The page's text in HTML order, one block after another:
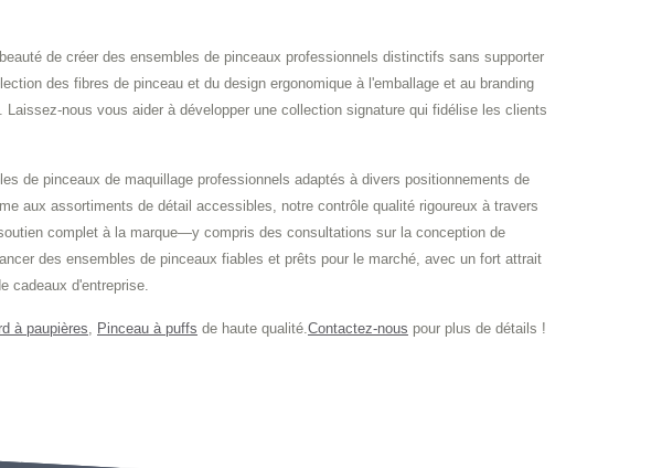
de créer des ensembles de pinceaux professionnels distinctifs sans supporter
des fibres de pinceau et du design ergonomique à l'emballage et au branding
nous vous aider à développer une collection signature qui fidélise les clients
de pinceaux de maquillage professionnels adaptés à divers positionnements de
aux assortiments de détail accessibles, notre contrôle qualité rigoureux à travers
complet à la marque—y compris des consultations sur la conception de
des ensembles de pinceaux fiables et prêts pour le marché, avec un fort attrait
cadeaux d'entreprise.
à paupières, Pinceau à puffs de haute qualité.Contactez-nous pour plus de détails !